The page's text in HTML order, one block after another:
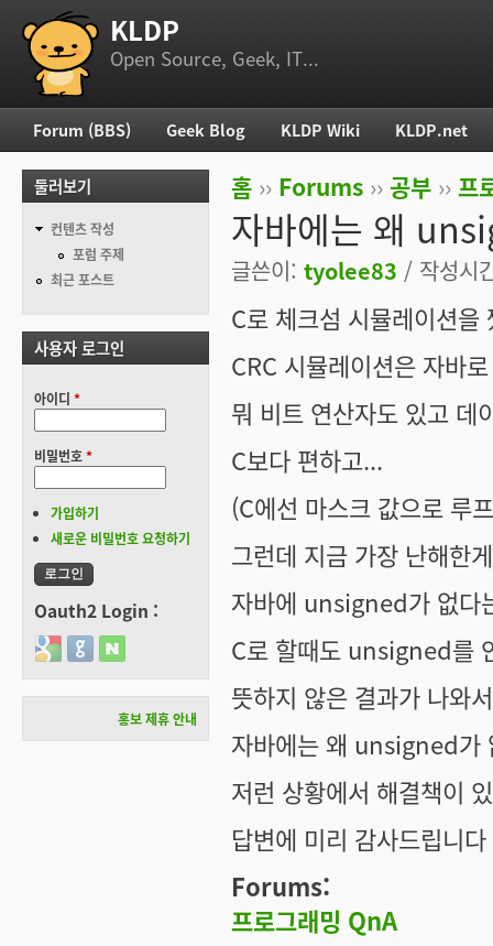
부 메뉴 KLDP
Open Source, Geek, IT...
현재 위치
홈 ›› Forums ›› 공부 ›› 프
자바에는 왜
글쓴이: tyolee83 / 작성시
C로 체크섬 시뮬레이션을
CRC 시뮬레이션은 자바
뭐 비트 연산자도 있고 데
C보다 편하고...
(C에선 마스크 값으로 루
그런데 지금 가장 난해한게
자바에 unsigned가 없다
C로 할때도 unsigned를
뜻하지 않은 결과가 나와
자바에는 왜 unsigned가
저런 상황에서 해결책이
답변에 미리 감사드립니
Forums:
프로그래밍 QnA
주 메뉴
Forum (BBS) Geek Blog KLDP Wiki KLDP.net
둘러보기
컨텐츠 작성
포럼 주제
최근 포스트
사용자 로그인
아이디 *
비밀번호*
가입하기
새로운 비밀번호 요청하기
Oauth2 Login :
Login with Google
Login with GitHub
Login with Naver
홍보 제휴 안내